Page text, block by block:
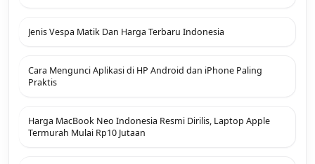
Jenis Vespa Matik Dan Harga Terbaru Indonesia
Cara Mengunci Aplikasi di HP Android dan iPhone Paling
Praktis
Harga MacBook Neo Indonesia Resmi Dirilis, Laptop Apple
Termurah Mulai Rp10 Jutaan